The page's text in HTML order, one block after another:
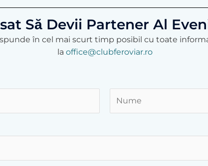
Să Devii Partener Al
în cel mai scurt timp posibil cu toate
la office@clubferoviar.ro